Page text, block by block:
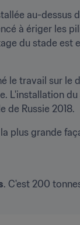
au-dessus
à ériger les
du stade est
le travail sur le
L'installation du
de Russie 2018.
plus grande
. C'est 200